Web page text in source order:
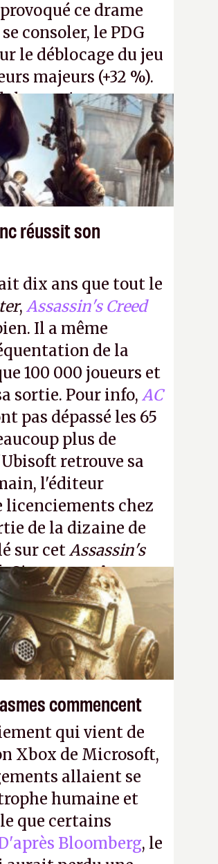
ce drame
consoler, le PDG
le déblocage du jeu
majeurs (+32 %).
qui ne sont
pouvoir d'achat.P.
réussit son
dix ans que tout le
, Assassin's Creed
Il a même
de la
100 000 joueurs et
sortie. Pour info, AC
pas dépassé les 65
plus de
retrouve sa
l'éditeur
chez
de la dizaine de
sur cetAssassin's
Singapour.A.
commencent
qui vient de
Xbox de Microsoft,
allaient se
humaine et
que certains
Bloomberg, le